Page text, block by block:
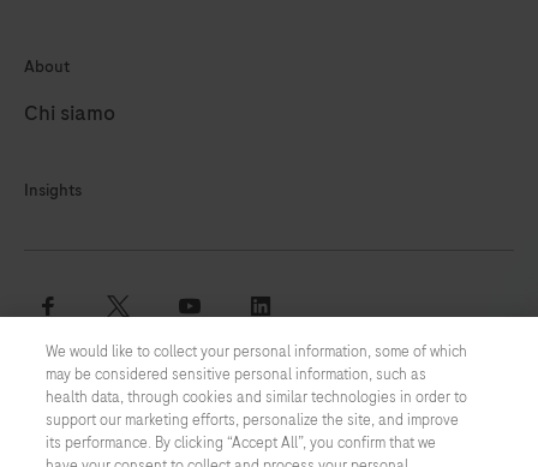
About
Chi siamo
Insights
facebook twitter youtube
Termini e condizioni
Informativa Cookie
We would like to collect your personal information, some of which
may be considered sensitive personal information, such as
health data, through cookies and similar technologies in order to
support our marketing efforts, personalize the site, and improve
its performance. By clicking “Accept All”, you confirm that we